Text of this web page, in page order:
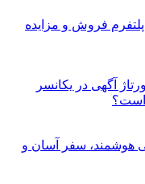
پلتفرم فروش و مزایده
آگهی در یکانسر
است؟
هوشمند، سفر آسان و